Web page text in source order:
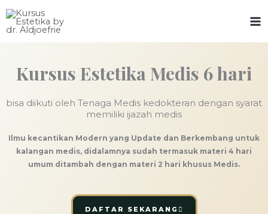
Skip
Kursus Estetika Medis 6 hari
bisa diikuti oleh Tenaga Medis kedokteran dengan syarat
memiliki ijazah medis
Ilmu kecantikan Modern yang Update dan Berkembang untuk
kalangan medis, didalamnya sudah termasuk materi 4 hari
umum ditambah dengan materi 2 hari khusus Medis.
DAFTAR SEKARANG